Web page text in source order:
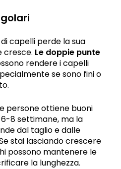
capelli perde la sua
cresce. Le doppie punte
rendere i capelli
se sono fini o
persone ottiene buoni
8 settimane, ma la
dal taglio e dalle
stai lasciando crescere
possono mantenere le
la lunghezza.